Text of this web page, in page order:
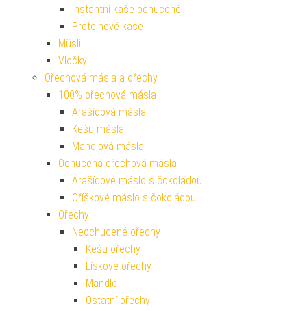
Instantní kaše ochucené
Proteinové kaše
Müsli
Vločky
Ořechová másla a ořechy
100% ořechová másla
Arašídová másla
Kešu másla
Mandlová másla
Ochucená ořechová másla
Arašídové máslo s čokoládou
Oříškové máslo s čokoládou
Ořechy
Neochucené ořechy
Kešu ořechy
Lískové ořechy
Mandle
Ostatní ořechy